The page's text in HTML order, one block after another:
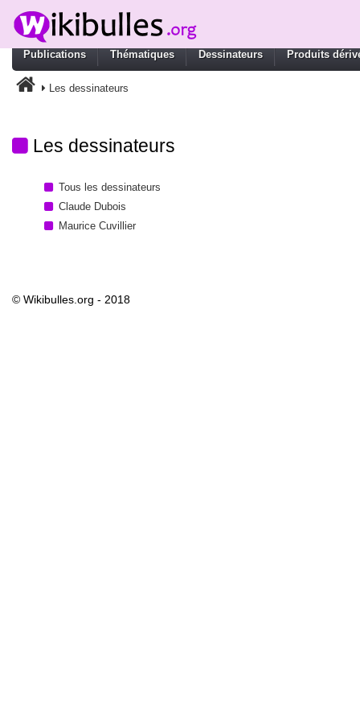
Publications Thématiques Dessinateurs Produits
Les dessinateurs
Les dessinateurs
Tous les dessinateurs
Claude Dubois
Maurice Cuvillier
© Wikibulles.org - 2018